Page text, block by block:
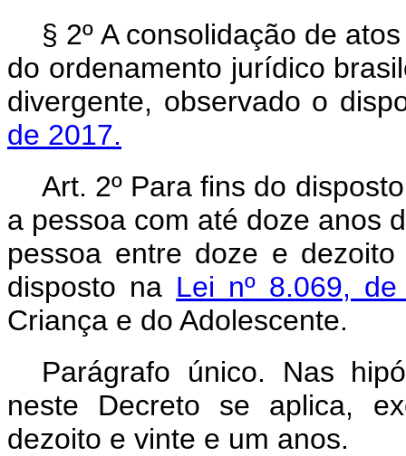
§ 2º A consolidação de
do ordenamento jurídico
divergente, observado o
de 2017.
Art. 2º Para fins do
a pessoa com até doze anos
pessoa entre doze e
disposto na Lei nº 8.069,
Criança e do Adolescente.
Parágrafo único. Nas
neste Decreto se aplica,
dezoito e vinte e um anos.